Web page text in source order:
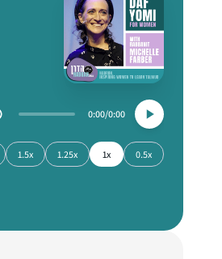
0:00
0:00
0.5x
1x
1.25x
1.5x